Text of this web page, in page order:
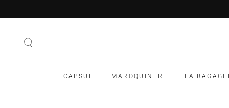
CAPSULE MAROQUINERIE LA